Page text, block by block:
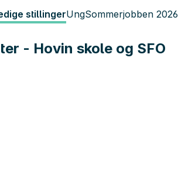
stillingerUngSommerjobben 2026
- Hovin skole og SFO